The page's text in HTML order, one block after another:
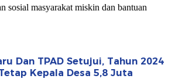
sosial masyarakat miskin dan bantuan
Dan TPAD Setujui, Tahun 2024
Kepala Desa 5,8 Juta